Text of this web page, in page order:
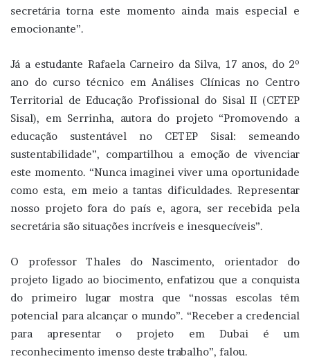
secretária torna este momento ainda mais especial e
emocionante”.
Já a estudante Rafaela Carneiro da Silva, 17 anos, do 2º
ano do curso técnico em Análises Clínicas no Centro
Territorial de Educação Profissional do Sisal II (CETEP
Sisal), em Serrinha, autora do projeto “Promovendo a
educação sustentável no CETEP Sisal: semeando
sustentabilidade”, compartilhou a emoção de vivenciar
este momento. “Nunca imaginei viver uma oportunidade
como esta, em meio a tantas dificuldades. Representar
nosso projeto fora do país e, agora, ser recebida pela
secretária são situações incríveis e inesquecíveis”.
O professor Thales do Nascimento, orientador do
projeto ligado ao biocimento, enfatizou que a conquista
do primeiro lugar mostra que “nossas escolas têm
potencial para alcançar o mundo”. “Receber a credencial
para apresentar o projeto em Dubai é um
reconhecimento imenso deste trabalho”, falou.